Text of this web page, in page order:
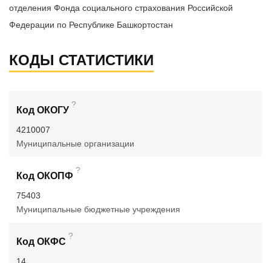
отделения Фонда социального страхования Российской
Федерации по Республике Башкортостан
КОДЫ СТАТИСТИКИ
Код ОКОГУ
?
4210007
Муниципальные организации
Код ОКОПФ
?
75403
Муниципальные бюджетные учреждения
Код ОКФС
?